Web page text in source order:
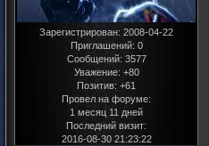
Зарегистрирован: 2008-04-22
Приглашений: 0
Сообщений: 3577
Уважение: +80
Позитив: +61
Провел на форуме:
1 месяц 11 дней
Последний визит:
2016-08-30 21:23:22